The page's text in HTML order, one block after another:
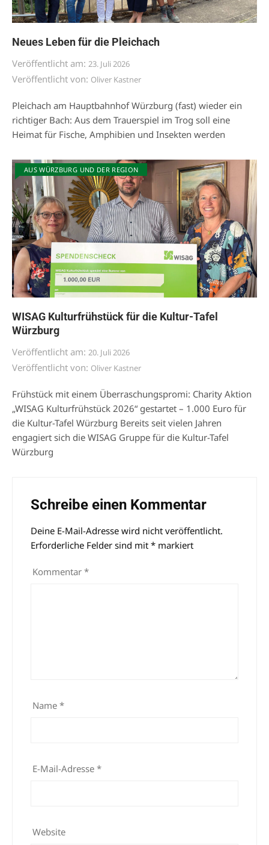
Neues Leben für die Pleichach
Veröffentlicht am: 23. Juli 2026
Veröffentlicht von: Oliver Kastner
Pleichach am Hauptbahnhof Würzburg (fast) wieder ein
richtiger Bach: Aus dem Trauerspiel im Trog soll eine
Heimat für Fische, Amphibien und Insekten werden
AUS WÜRZBURG UND DER REGION
WISAG Kulturfrühstück für die Kultur-Tafel
Würzburg
Veröffentlicht am: 20. Juli 2026
Veröffentlicht von: Oliver Kastner
Frühstück mit einem Überraschungspromi: Charity Aktion
„WISAG Kulturfrühstück 2026“ gestartet – 1.000 Euro für
die Kultur-Tafel Würzburg Bereits seit vielen Jahren
engagiert sich die WISAG Gruppe für die Kultur-Tafel
Würzburg
Schreibe einen Kommentar
Deine E-Mail-Adresse wird nicht veröffentlicht.
Erforderliche Felder sind mit * markiert
Kommentar *
Name *
E-Mail-Adresse *
Website
Alternative: